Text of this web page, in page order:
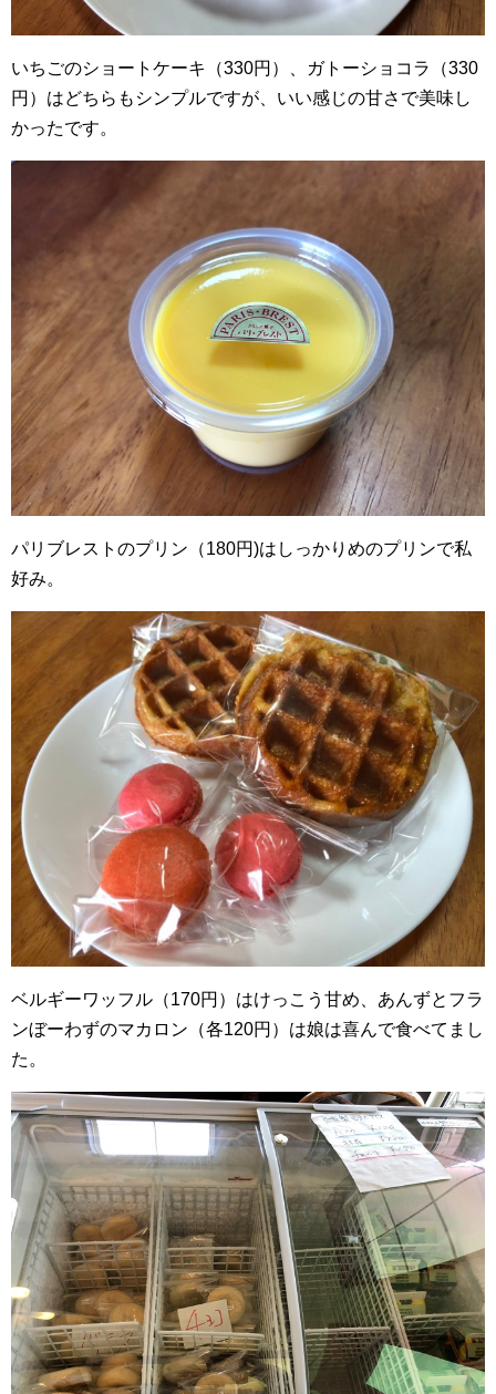
いちごのショートケーキ（330円）、ガトーショコラ（330
円）はどちらもシンプルですが、いい感じの甘さで美味し
かったです。
パリブレストのプリン（180円)はしっかりめのプリンで私
好み。
ベルギーワッフル（170円）はけっこう甘め、あんずとフラ
ンぼーわずのマカロン（各120円）は娘は喜んで食べてまし
た。